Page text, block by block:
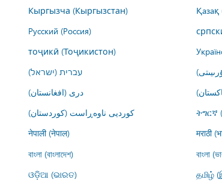
Кыргызча (Кыргызстан) Қазақ
Русский (Россия)
тоҷикӣ (Тоҷикистон)
עברית (ישראל)
درى (افغانستان)
کوردیی ناوەڕاست (کوردستان) ትግርኛ
नेपाली (नेपाल) मराठी
বাংলা (বাংলাদেশ) বাংলা
ଓଡ଼ିଆ (ଭାରତ) தமிழ்